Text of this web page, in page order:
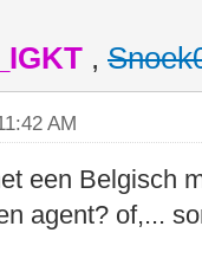
,
AM
een Belgisch
agent? of,...